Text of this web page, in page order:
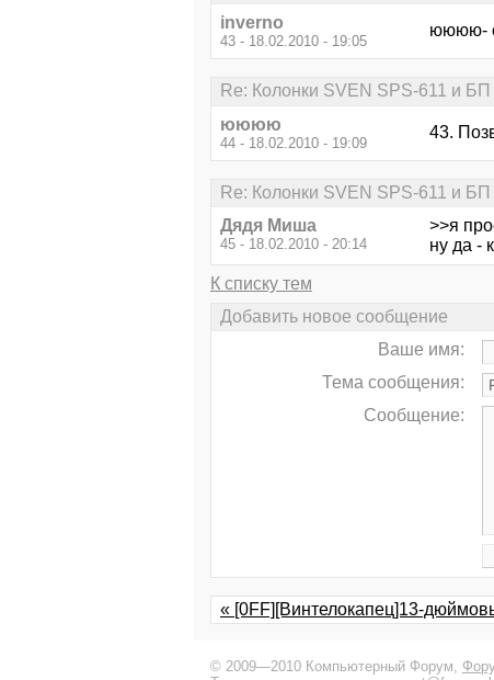
inverno
43 - 18.02.2010 - 19:05
юююю-
Re: Колонки SVEN SPS-611 и БП
юююю
44 - 18.02.2010 - 19:09
43.
Re: Колонки SVEN SPS-611 и БП
Дядя Миша
45 - 18.02.2010 - 20:14
>>я
ну да -
К списку тем
Добавить новое сообщение
Ваше имя:
Тема сообщения:
Сообщение:
« [0FF][Винтелокапец]13-
© 2009—2010 Компьютерный Форум,